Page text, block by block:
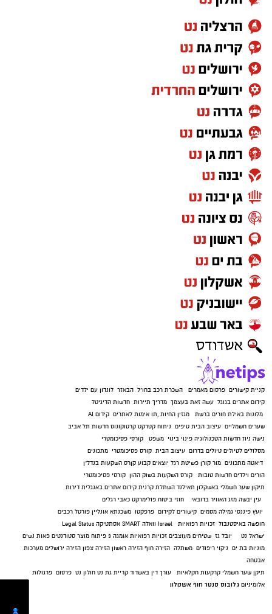
קניית קישורים פרסום מאמרים השכרת רכב בחו"ל הבאזר לונדון עם ילדים
קידום אתרים בגוגל עשה זאת בעצמך מדריך תיירות חדשות הדיגיטל
מלונות באילת חורים ברשת מגזין החיות ,תו אימות לאתרים קידום AI
שערים חשמליים עיצוב הבית טיפים ניתוח קטרקט קרטוקונוס חדשות תל אביב
נישה ניוז חדשות הטכנולוגיה פינוי בינוי משפט
קורסי פסיכומטרי
מסלולים לטיולים טיולים בדרום עיצוב הבית קורס פסיכומטרי מתכונים
דיאטה מתכונים מור קורן פשיטת רגל יוצאים קבוע קןרס השקעות בנדל"ן
הורים וילדים חדשות טובות קורס השקעות בשוק ההון קורסי פסיכומטרי
תיקון שער חשמלי באשקלון תאילנד השתלת קרנית קידום אתרים באנגלית דירות
עין יבשה מזג האוויר בדובאי חוזי ביטוח פולימרקט כאבי רגלים
יועץ פיננסי גמילה מסמים קישורים לקידום פרפקטו משכנתא אונליין פורטל רכבים
חופשה באיסטנבול זכויות רפואיות Israel וואלה SMART אסתטיקה Legal Status
ישראל נט
יובל גז שטיחים מעוצבים זכויות רפואיות אומגה 3 פיתוח מוצר סטודנטים פאות נשים
מוניות בת ים ניקוי ריפודים משתלה הזירה חוף הזירה ראשון הזירה צפון הזירה ירושלים מערכות
אבטחה
תיקן שער חשמלי קרקעות חקלאיות עורך דין באשדוד קריית גת נט חולון נט פרסום פרגולות
אלומיניום גלובוס סנטר חוף אשקלון